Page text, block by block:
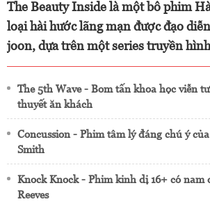
The Beauty Inside là một bô phim
loại hài hước lãng mạn được đạo
joon, dựa trên một series truyền
The 5th Wave - Bom tấn khoa học viễn
thuyết ăn khách
Concussion - Phim tâm lý đáng chú ý
Smith
Knock Knock - Phim kinh dị 16+ có nam
Reeves